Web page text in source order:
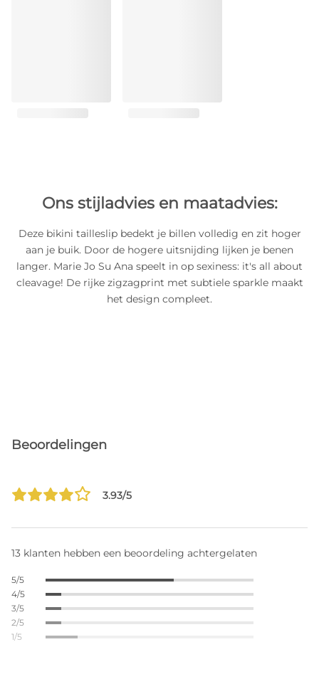
Ons stijladvies en maatadvies:
Deze bikini tailleslip bedekt je billen volledig en zit hoger
aan je buik. Door de hogere uitsnijding lijken je benen
langer. Marie Jo Su Ana speelt in op sexiness: it's all about
cleavage! De rijke zigzagprint met subtiele sparkle maakt
het design compleet.
Beoordelingen
3.93/5
13 klanten hebben een beoordeling achtergelaten
5/5
4/5
3/5
2/5
1/5